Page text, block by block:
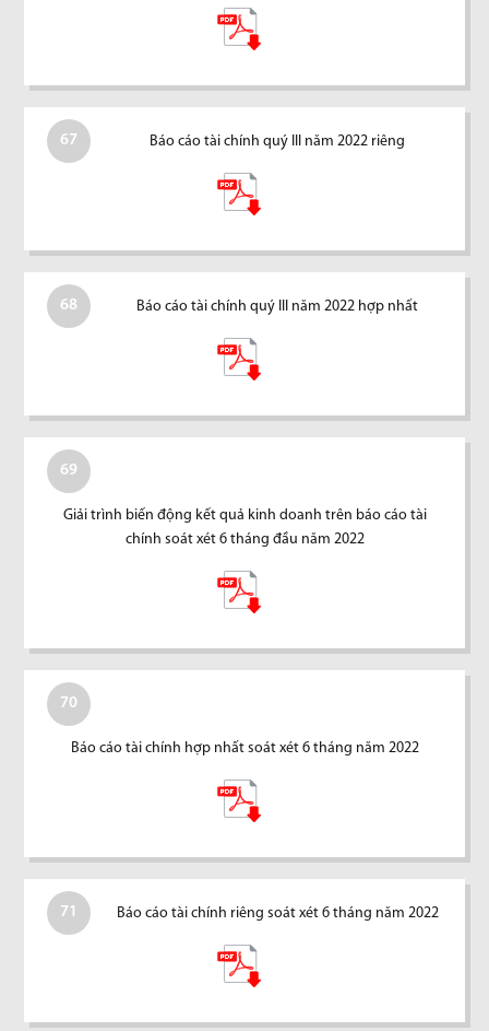
67 Báo cáo tài chính quý III năm 2022 riêng
68 Báo cáo tài chính quý III năm 2022 hợp nhất
69
Giải trình biến động kết quả kinh doanh trên báo cáo tài
chính soát xét 6 tháng đầu năm 2022
70
Báo cáo tài chính hợp nhất soát xét 6 tháng năm 2022
71 Báo cáo tài chính riêng soát xét 6 tháng năm 2022